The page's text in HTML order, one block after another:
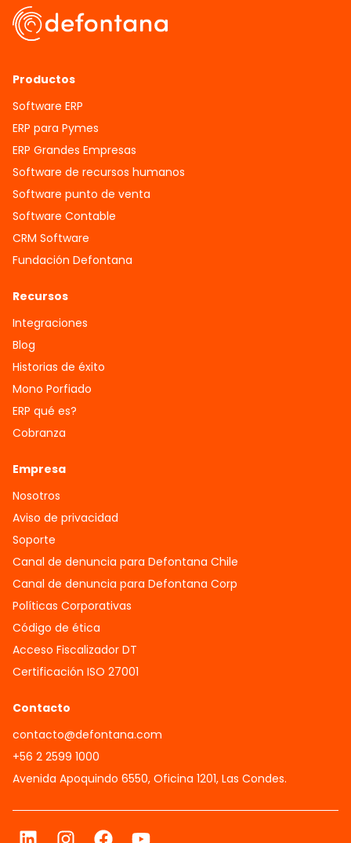
Productos
Software ERP
ERP para Pymes
ERP Grandes Empresas
Software de recursos humanos
Software punto de venta
Software Contable
CRM Software
Fundación Defontana
Recursos
Integraciones
Blog
Historias de éxito
Mono Porfiado
ERP qué es?
Cobranza
Empresa
Nosotros
Aviso de privacidad
Soporte
Canal de denuncia para Defontana Chile
Canal de denuncia para Defontana Corp
Políticas Corporativas
Código de ética
Acceso Fiscalizador DT
Certificación ISO 27001
Contacto
contacto@defontana.com
+56 2 2599 1000
Avenida Apoquindo 6550, Oficina 1201, Las Condes.